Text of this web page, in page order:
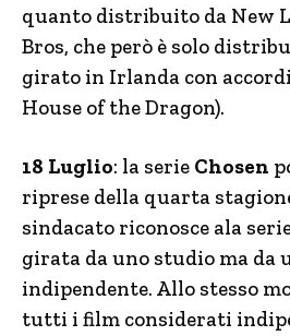
quanto distribuito da New
Bros, che però è solo
girato in Irlanda con
House of the Dragon).
18 Luglio: la serie Chosen
riprese della quarta
sindacato riconosce ala
girata da uno studio ma da
indipendente. Allo stesso
tutti i film considerati